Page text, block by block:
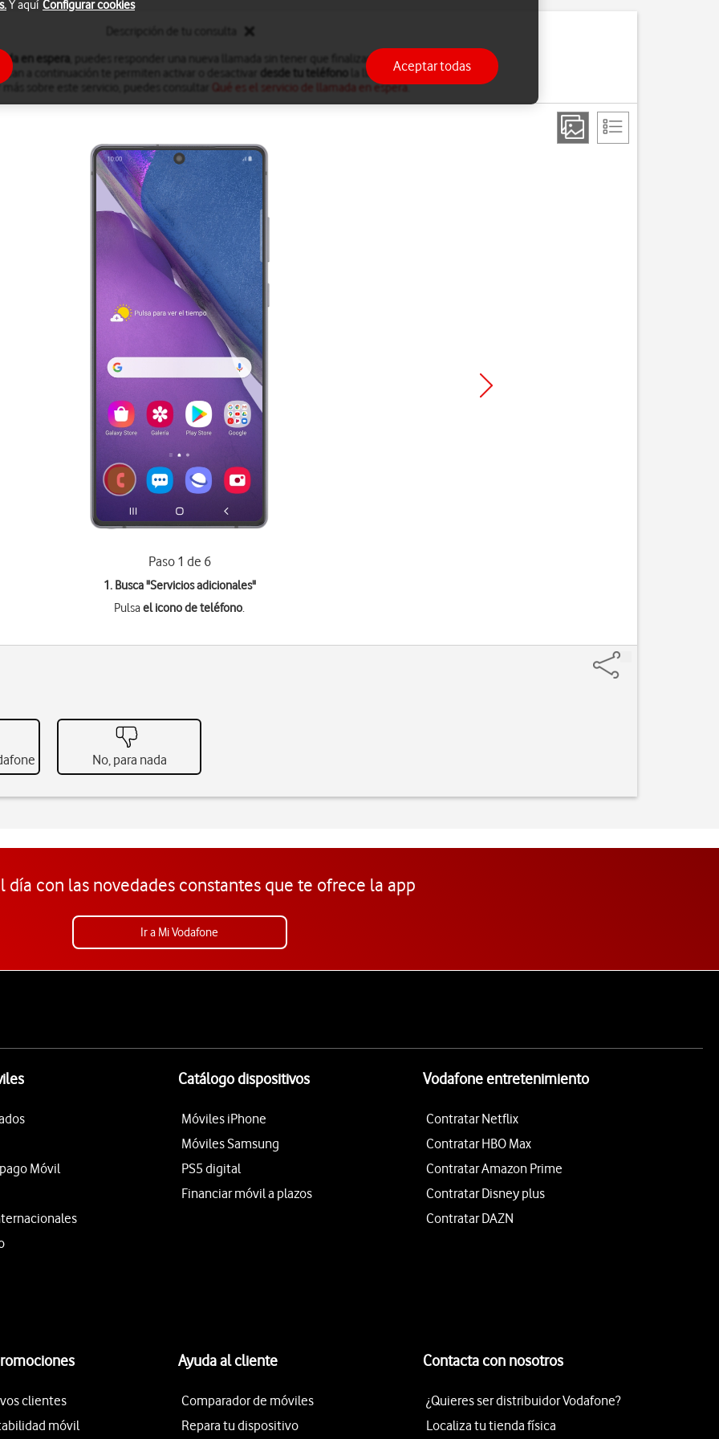
en espera , puedes responder una nueva llamada sin tener que finalizar la llamada en curso.
a continuación te permiten activar o desactivar desde tu teléfono
la llamada en espera.
más sobre este servicio, puedes consultar
Qué es el servicio de llamada en espera.
Paso 1 de 6
1. Busca "Servicios adicionales"
Pulsael icono de teléfono.
No, para nada
día con las novedades constantes que te ofrece la app
Ir a Mi Vodafone
Móvil
Catálogo dispositivos
Móviles iPhone
Móviles Samsung
PS5 digital
Financiar móvil a plazos
Vodafone entretenimiento
Contratar Netflix
Contratar HBO Max
Contratar Amazon Prime
Contratar Disney plus
Contratar DAZN
clientes
móvil
Ayuda al cliente
Comparador de móviles
Repara tu dispositivo
Contacta con nosotros
¿Quieres ser distribuidor Vodafone?
Localiza tu tienda física
Y aquí Configurar cookies
Aceptar todas